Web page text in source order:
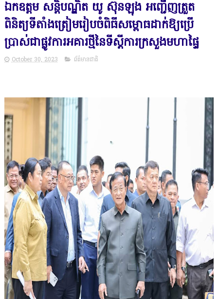
ឯកឧត្តម សន្តិបណ្ឌិត យូ ស៊ុនឡុង អញ្ជើញត្រួត
ពិនិត្យទីតាំងត្រៀមរៀបចំពិធីសម្ពោធដាក់ឱ្យប្រើ
ប្រាស់ជាផ្លូវការអគារថ្មីនៃទីស្ដីការក្រសួងមហាផ្ទៃ
October 30, 2023 ព័ត៌មានជាតិ